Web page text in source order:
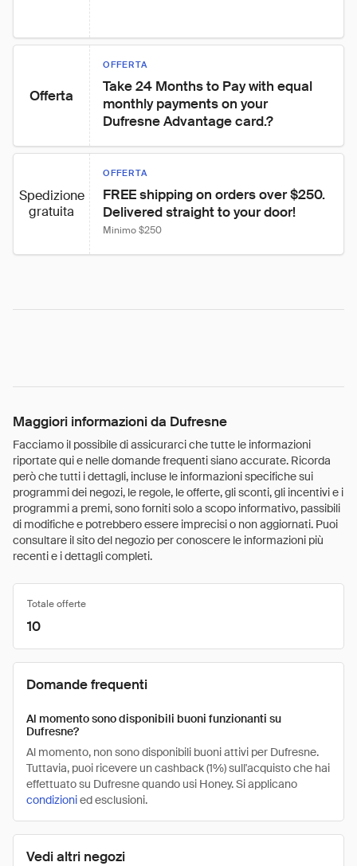
Offerta
OFFERTA
Take 24 Months to Pay with equal
monthly payments on your
Dufresne Advantage card.?
Spedizione
gratuita
OFFERTA
FREE shipping on orders over $250.
Delivered straight to your door!
Minimo $250
Maggiori informazioni da Dufresne
Facciamo il possibile di assicurarci che tutte le informazioni
riportate qui e nelle domande frequenti siano accurate. Ricorda
però che tutti i dettagli, incluse le informazioni specifiche sui
programmi dei negozi, le regole, le offerte, gli sconti, gli incentivi e i
programmi a premi, sono forniti solo a scopo informativo, passibili
di modifiche e potrebbero essere imprecisi o non aggiornati. Puoi
consultare il sito del negozio per conoscere le informazioni più
recenti e i dettagli completi.
Vedi altri negozi
Totale offerte
10
Domande frequenti
Al momento sono disponibili buoni funzionanti su
Dufresne?
Al momento, non sono disponibili buoni attivi per Dufresne.
Tuttavia, puoi ricevere un cashback (1%) sull'acquisto che hai
effettuato su Dufresne quando usi Honey. Si applicano
condizionied esclusioni.